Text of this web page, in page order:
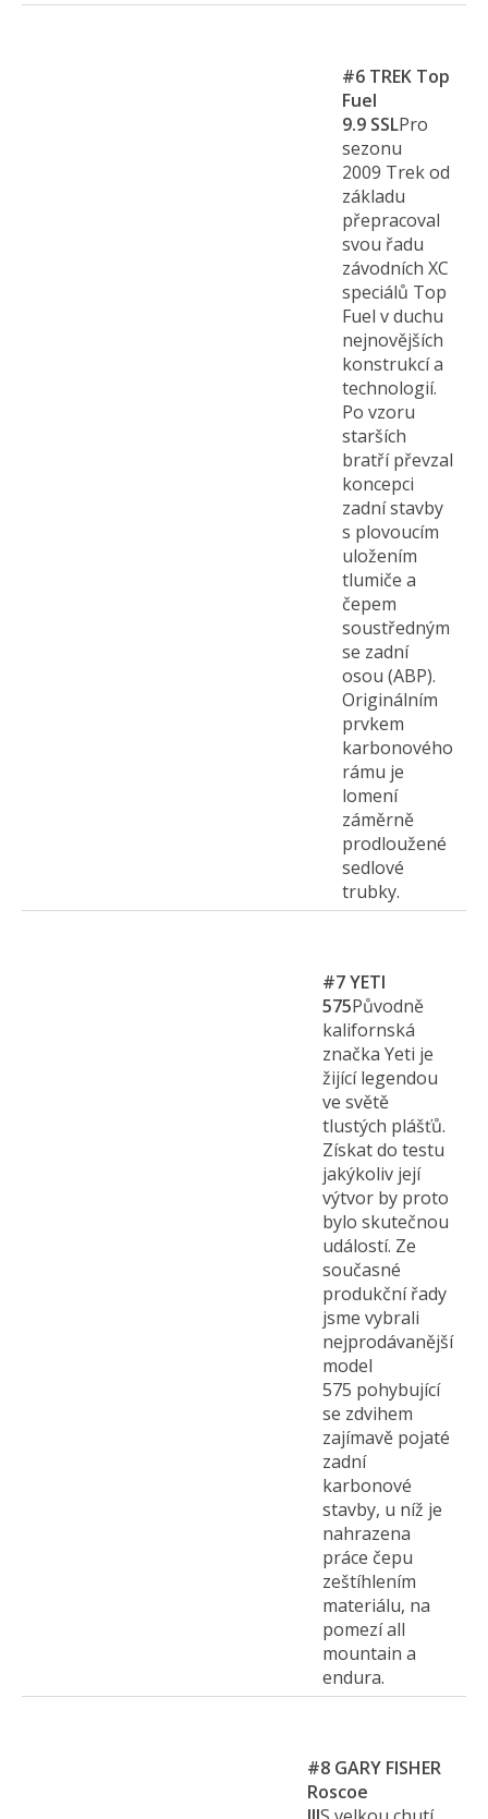
#6 TREK Top
Fuel
9.9 SSLPro
sezonu
2009 Trek od
základu
přepracoval
svou řadu
závodních XC
speciálů Top
Fuel v duchu
nejnovějších
konstrukcí a
technologií.
Po vzoru
starších
bratří převzal
koncepci
zadní stavby
s plovoucím
uložením
tlumiče a
čepem
soustředným
se zadní
osou (ABP).
Originálním
prvkem
karbonového
rámu je
lomení
záměrně
prodloužené
sedlové
trubky.
#7YETI
575Původně
kalifornská
značka Yeti je
žijící legendou
ve světě
tlustých plášťů.
Získat do testu
jakýkoliv její
výtvor by proto
bylo skutečnou
událostí. Ze
současné
produkční řady
jsme vybrali
nejprodávanější
model
575 pohybující
se zdvihem
zajímavě pojaté
zadní
karbonové
stavby, u níž je
nahrazena
práce čepu
zeštíhlením
materiálu, na
pomezí all
mountain a
endura.
#8 GARY FISHER
Roscoe